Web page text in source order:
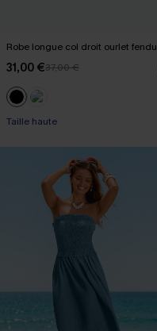
Robe longue col droit ourlet fendu
31,00 €37,00 €
Taille haute